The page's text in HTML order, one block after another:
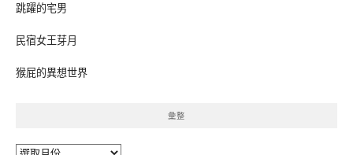
跳躍的宅男
民宿女王芽月
猴屁的異想世界
彙整
彙